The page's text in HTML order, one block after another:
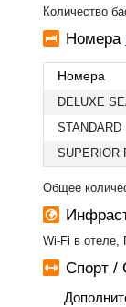
Количество
Номера
Номера
DELUXE
STANDARD
SUPERIOR
Общее
Wi-Fi в отеле,
Спорт /